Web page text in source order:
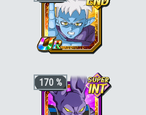
conquérants"ou"Absorption de
, +50% stats bonus si aussi
"Boss des films","Vie artificielle"
"Objectif Son Goku"
+3 ki, +200% stats pour la catégorie
"Pouvoir démoniaque"; +3 ki, +170%
stats pour la catégorie"Prodiges du
ou"Combat rapide"
"Pouvoir démoniaque"), +30% stats
170 %